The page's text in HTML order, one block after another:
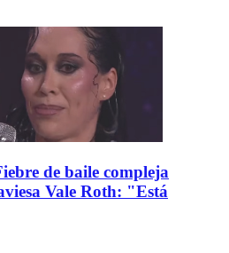
de baile compleja
Vale Roth: "Está